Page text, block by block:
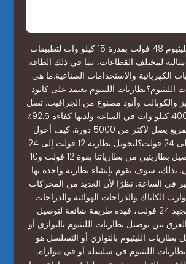
صُممت بطارية الليثيوم 48 فولت بقدرة 15 كيلو وات لتطبيقات
مثالية لمختلف القطاعات، بما في ذلك الطاقة
الكهربائية والاستخدامات الصناعية.ما هي
الليثيوم تعتمد على كاثود
والكوبالت وأنود مصنوع من الجرافيت. تصل
سعة تخزينها إلى 400 كيلو وات في الساعة ولديها كفاءة 92.5٪
ومعدل شحن وتفريغ يصل لأكثر من 5000 دورة. كيف أحول
بطارية 12 فولت إلى 24 فولت؟لتحويل بطارية 12 فولت إلى 24
فولت، يمكنك توصيل بطاريتين من بطارياتنا بقوة 12 فولت و10
بذلك، سوف تقوم بإنشاء بطارية واحدة بها
و10 أمبير في الساعة. نظرًا لأن العديد من المحركات
الكاياك والدراجات الهوائية والدراجات
البخارية تعمل بجهد 24 فولت، فهذه طريقة شائعة لتوصيل
بين توصيل بطاريات الليثيوم بالتوازي أو
الليثيوم بالتوازي أو التسلسل هو
الليثيوم في سلسلة أو في موازاة.